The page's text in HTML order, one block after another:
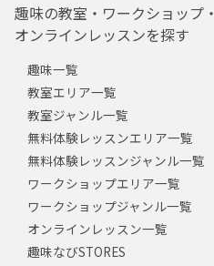
趣味の教室・ワークショップ・
オンラインレッスンを探す
趣味一覧
教室エリア一覧
教室ジャンル一覧
無料体験レッスンエリア一覧
無料体験レッスンジャンル一覧
ワークショップエリア一覧
ワークショップジャンル一覧
オンラインレッスン一覧
趣味なびSTORES